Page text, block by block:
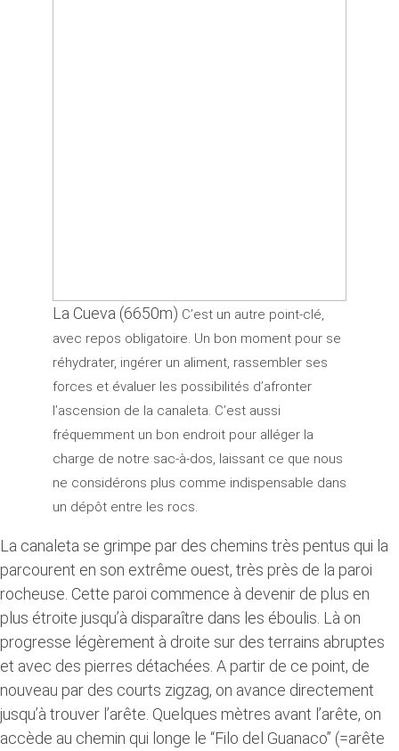
La Cueva (6650m) C’est un autre point-clé,
avec repos obligatoire. Un bon moment pour se
réhydrater, ingérer un aliment, rassembler ses
forces et évaluer les possibilités d’afronter
l’ascension de la canaleta. C’est aussi
fréquemment un bon endroit pour alléger la
charge de notre sac-à-dos, laissant ce que nous
ne considérons plus comme indispensable dans
un dépôt entre les rocs.
La canaleta se grimpe par des chemins très pentus qui la
parcourent en son extrême ouest, très près de la paroi
rocheuse. Cette paroi commence à devenir de plus en
plus étroite jusqu’à disparaître dans les éboulis. Là on
progresse légèrement à droite sur des terrains abruptes
et avec des pierres détachées. A partir de ce point, de
nouveau par des courts zigzag, on avance directement
jusqu’à trouver l’arête. Quelques mètres avant l’arête, on
accède au chemin qui longe le “Filo del Guanaco” (=arête